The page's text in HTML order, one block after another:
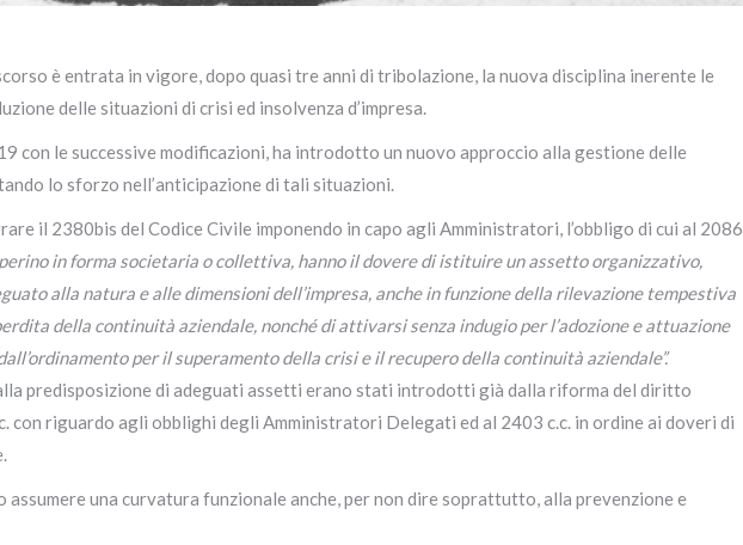
è entrata in vigore, dopo quasi tre anni di tribolazione, la nuova disciplina inerente le
delle situazioni di crisi ed insolvenza d’impresa.
con le successive modificazioni, ha introdotto un nuovo approccio alla gestione delle
lo sforzo nell’anticipazione di tali situazioni.
il 2380bis del Codice Civile imponendo in capo agli Amministratori, l’obbligo di cui al 2086
in forma societaria o collettiva, hanno il dovere di istituire un assetto organizzativo,
alla natura e alle dimensioni dell’impresa, anche in funzione della rilevazione tempestiva
della continuità aziendale, nonché di attivarsi senza indugio per l’adozione e attuazione
per il superamento della crisi e il recupero della continuità aziendale”.
predisposizione di adeguati assetti erano stati introdotti già dalla riforma del diritto
con riguardo agli obblighi degli Amministratori Delegati ed al 2403 c.c. in ordine ai doveri di
una curvatura funzionale anche, per non dire soprattutto, alla prevenzione e